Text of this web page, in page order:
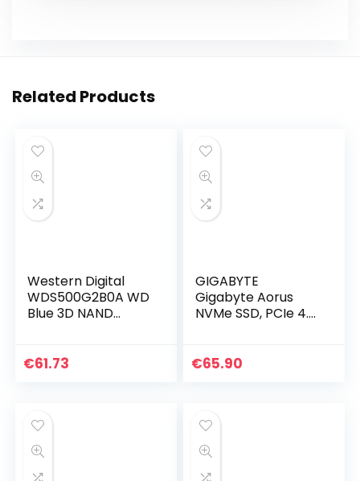
Related Products
Western Digital
WDS500G2B0A WD
Blue 3D NAND
€61.73
GIGABYTE
Gigabyte Aorus
NVMe SSD, PCIe 4.0
€65.90